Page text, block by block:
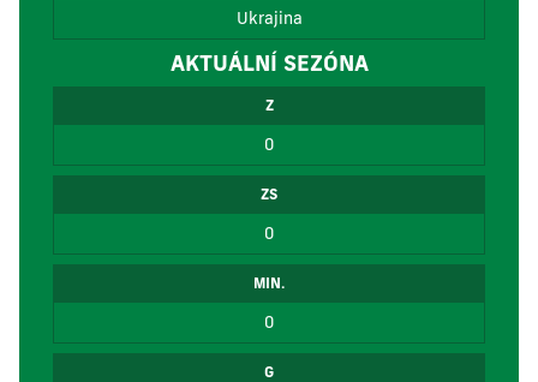
Ukrajina
AKTUÁLNÍ SEZÓNA
Z
0
ZS
0
MIN.
0
G